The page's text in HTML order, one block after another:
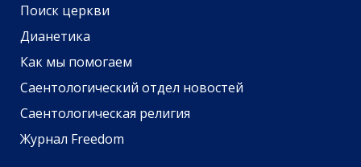
Поиск церкви
Дианетика
Как мы помогаем
Саентологический отдел новостей
Саентологическая религия
Журнал Freedom